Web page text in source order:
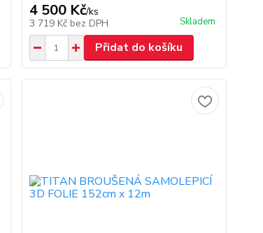
4 500 Kč/ks
3 719 Kč bez DPH Skladem
Přidat do košíku